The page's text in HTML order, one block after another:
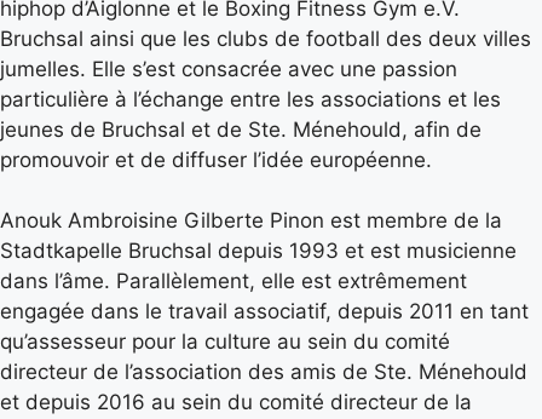
hiphop d’Aiglonne et le Boxing Fitness Gym e.V.
Bruchsal ainsi que les clubs de football des deux villes
jumelles. Elle s’est consacrée avec une passion
particulière à l’échange entre les associations et les
jeunes de Bruchsal et de Ste. Ménehould, afin de
promouvoir et de diffuser l’idée européenne.
Anouk Ambroisine Gilberte Pinon est membre de la
Stadtkapelle Bruchsal depuis 1993 et est musicienne
dans l’âme. Parallèlement, elle est extrêmement
engagée dans le travail associatif, depuis 2011 en tant
qu’assesseur pour la culture au sein du comité
directeur de l’association des amis de Ste. Ménehould
et depuis 2016 au sein du comité directeur de la